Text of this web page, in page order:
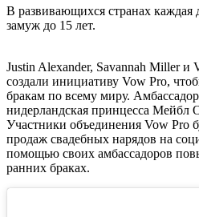
В развивающихся странах каждая
замуж до 15 лет.
Justin Alexander, Savannah Miller
создали инициативу Vow Pro,
бракам по всему миру.
нидерландская принцесса Мейбл
Участники объединения Vow Pro
продаж свадебных нарядов на
помощью своих амбассадоров
ранних браках.